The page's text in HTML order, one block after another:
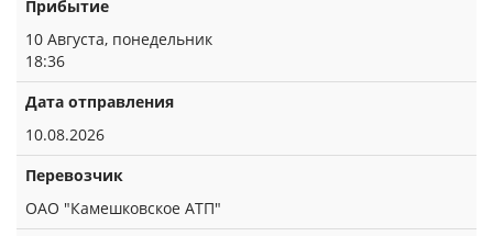
Прибытие
10 Августа, понедельник
18:36
Дата отправления
10.08.2026
Перевозчик
ОАО "Камешковское АТП"